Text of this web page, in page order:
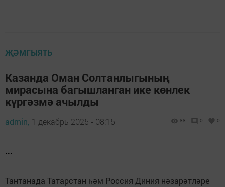
ҖӘМГЫЯТЬ
Казанда Оман Солтанлыгының
мирасына багышланган ике көнлек
күргәзмә ачылды
admin, 1 декабрь 2025 - 08:15 88 0 0
...
Тантанада Татарстан һәм Россия Диния нәзарәтләре